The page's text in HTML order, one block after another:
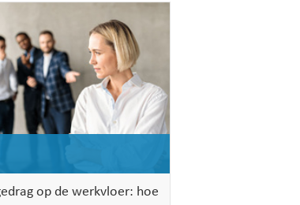
op de werkvloer: hoe